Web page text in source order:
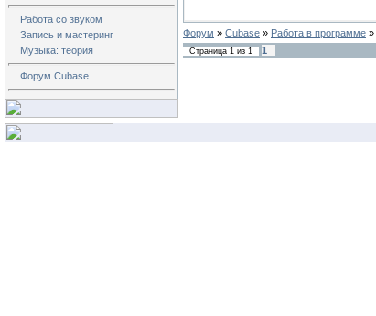
Работа со звуком
Запись и мастеринг
Музыка: теория
Форум Cubase
Форум » Cubase » Работа в программе »
Страница 1 из 1 1